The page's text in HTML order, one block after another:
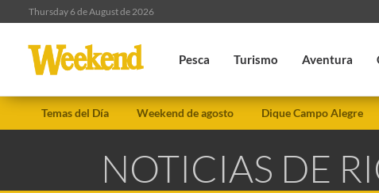
Thursday 6 de August de 2026
Pesca Turismo Aventura
Temas del Día Weekend de agosto Dique Campo Alegre
NOTICIAS DE